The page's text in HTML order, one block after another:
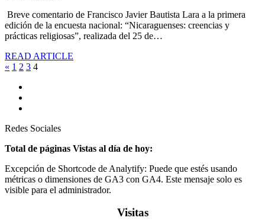
Breve comentario de Francisco Javier Bautista Lara a la primera
edición de la encuesta nacional: “Nicaraguenses: creencias y
prácticas religiosas”, realizada del 25 de…
READ ARTICLE
« 1 2 3 4
Redes Sociales
Total de páginas Vistas al día de hoy:
Excepción de Shortcode de Analytify: Puede que estés usando
métricas o dimensiones de GA3 con GA4. Este mensaje solo es
visible para el administrador.
Visitas